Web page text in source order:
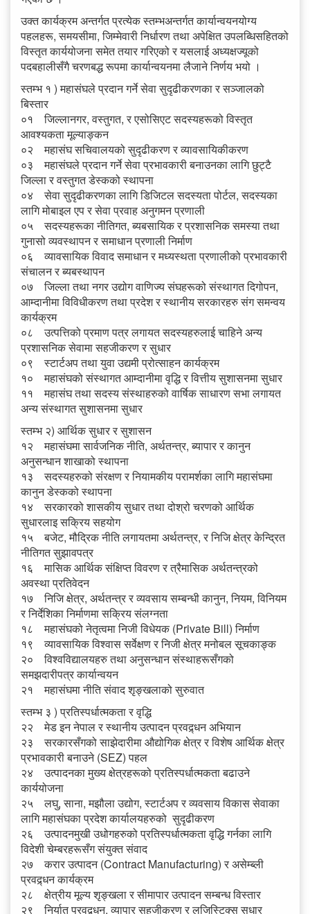
उक्त कार्यक्रम अन्तर्गत प्रत्येक स्तम्भअन्तर्गत कार्यान्वयनयोग्य
पहलहरू, समयसीमा, जिम्मेवारी निर्धारण तथा अपेक्षित उपलब्धिसहितको
विस्तृत कार्ययोजना समेत तयार गरिएको र यसलाई अध्यक्षज्यूको
पदबहालीसँगै चरणबद्ध रूपमा कार्यान्वयनमा लैजाने निर्णय भयो ।
स्तम्भ १ ) महासंघले प्रदान गर्ने सेवा सुदृढीकरणका र सञ्जालको
बिस्तार
०१ जिल्लानगर, वस्तुगत, र एसोसिएट सदस्यहरूको विस्तृत
आवश्यकता मूल्याङ्कन
०२ महासंघ सचिवालयको सुदृढीकरण र व्यावसायिकीकरण
०३ महासंघले प्रदान गर्ने सेवा प्रभावकारी बनाउनका लागि छुट्टै
जिल्ला र वस्तुगत डेस्कको स्थापना
०४ सेवा सुदृढीकरणका लागि डिजिटल सदस्यता पोर्टल, सदस्यका
लागि मोबाइल एप र सेवा प्रवाह अनुगमन प्रणाली
०५ सदस्यहरूका नीतिगत, ब्यबसायिक र प्रशासनिक समस्या तथा
गुनासो व्यवस्थापन र समाधान प्रणाली निर्माण
०६ व्यावसायिक विवाद समाधान र मध्यस्थता प्रणालीको प्रभावकारी
संचालन र ब्यबस्थापन
०७ जिल्ला तथा नगर उद्योग वाणिज्य संघहरूको संस्थागत दिगोपन,
आम्दानीमा विविधीकरण तथा प्रदेश र स्थानीय सरकारहरु संग समन्वय
कार्यक्रम
०८ उत्पत्तिको प्रमाण पत्र लगायत सदस्यहरुलाई चाहिने अन्य
प्रशासनिक सेवामा सहजीकरण र सुधार
०९ स्टार्टअप तथा युवा उद्यमी प्रोत्साहन कार्यक्रम
१० महासंघको संस्थागत आम्दानीमा वृद्धि र वित्तीय सुशासनमा सुधार
११ महासंघ तथा सदस्य संस्थाहरुको वार्षिक साधारण सभा लगायत
अन्य संस्थागत सुशासनमा सुधार
स्तम्भ २) आर्थिक सुधार र सुशासन
१२ महासंघमा सार्वजनिक नीति, अर्थतन्त्र, ब्यापार र कानुन
अनुसन्धान शाखाको स्थापना
१३ सदस्यहरुको संरक्षण र नियामकीय परामर्शका लागि महासंघमा
कानुन डेस्कको स्थापना
१४ सरकारको शासकीय सुधार तथा दोश्रो चरणको आर्थिक
सुधारलाइ सक्रिय सहयोग
१५ बजेट, मौद्रिक नीति लगायतमा अर्थतन्त्र, र निजि क्षेत्र केन्द्रित
नीतिगत सुझावपत्र
१६ मासिक आर्थिक संक्षिप्त विवरण र त्रैमासिक अर्थतन्त्रको
अवस्था प्रतिवेदन
१७ निजि क्षेत्र, अर्थतन्त्र र व्यवसाय सम्बन्धी कानुन, नियम, विनियम
र निर्देशिका निर्माणमा सक्रिय संलग्नता
१८ महासंघको नेतृत्वमा निजी विधेयक (Private Bill) निर्माण
१९ व्यावसायिक विश्वास सर्वेक्षण र निजी क्षेत्र मनोबल सूचकाङ्क
२० विश्वविद्यालयहरु तथा अनुसन्धान संस्थाहरूसँगको
समझदारीपत्र कार्यान्वयन
२१ महासंघमा नीति संवाद शृङ्खलाको सुरुवात
स्तम्भ ३ ) प्रतिस्पर्धात्मकता र वृद्धि
२२ मेड इन नेपाल र स्थानीय उत्पादन प्रवद्र्धन अभियान
२३ सरकारसँगको साझेदारीमा औद्योगिक क्षेत्र र विशेष आर्थिक क्षेत्र
प्रभावकारी बनाउने (SEZ) पहल
२४ उत्पादनका मुख्य क्षेत्रहरूको प्रतिस्पर्धात्मकता बढाउने
कार्ययोजना
२५ लघु, साना, मझौला उद्योग, स्टार्टअप र व्यवसाय विकास सेवाका
लागि महासंघका प्रदेश कार्यालयहरुको सुदृढीकरण
२६ उत्पादनमुखी उधोगहरुको प्रतिस्पर्धात्मकता वृद्धि गर्नका लागि
विदेशी चेम्बरहरूसँग संयुक्त संवाद
२७ करार उत्पादन (Contract Manufacturing) र असेम्ब्ली
प्रवद्र्धन कार्यक्रम
२८ क्षेत्रीय मूल्य शृङ्खला र सीमापार उत्पादन सम्बन्ध विस्तार
२९ निर्यात प्रवद्र्धन, व्यापार सहजीकरण र लजिस्टिक्स सुधार